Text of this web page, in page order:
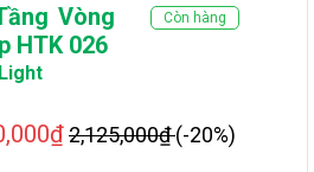
Vòng
HTK 026
Còn hàng
2,125,000₫(-20%)